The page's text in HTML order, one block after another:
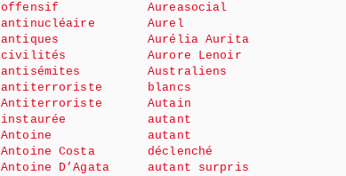
offensif
antinucléaire
antiques
civilités
antisémites
antiterroriste
Antiterroriste
instaurée
Antoine
Antoine Costa
Antoine D’Agata
Aureasocial
Aurel
Aurélia Aurita
Aurore Lenoir
Australiens
blancs
Autain
autant
autant
déclenché
autant surpris